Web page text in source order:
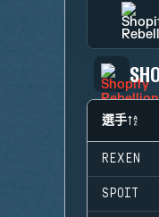
選手
REXEN
SPOIT